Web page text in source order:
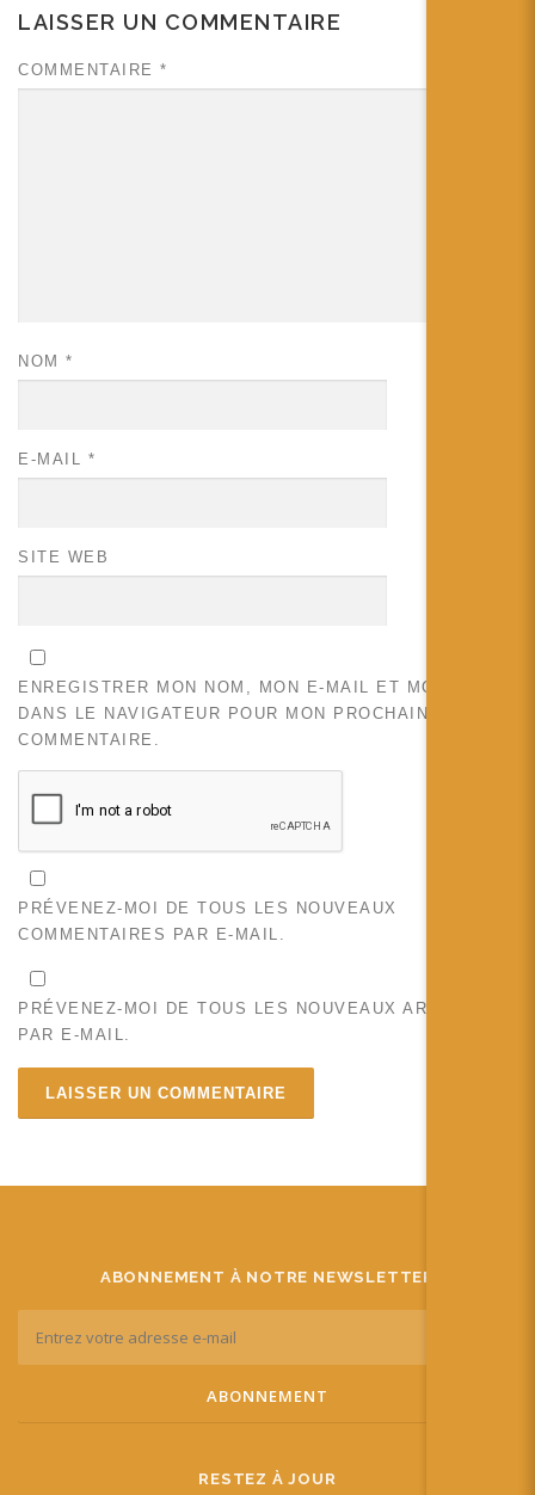
LAISSER UN COMMENTAIRE
COMMENTAIRE *
NOM *
E-MAIL *
SITE WEB
ENREGISTRER MON NOM, MON E-MAIL ET MON SITE
DANS LE NAVIGATEUR POUR MON PROCHAIN
COMMENTAIRE.
PRÉVENEZ-MOI DE TOUS LES NOUVEAUX
COMMENTAIRES PAR E-MAIL.
PRÉVENEZ-MOI DE TOUS LES NOUVEAUX ARTICLES
PAR E-MAIL.
ABONNEMENT À NOTRE NEWSLETTER
RESTEZ À JOUR